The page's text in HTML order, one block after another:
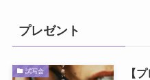
プレゼント
試写会
【